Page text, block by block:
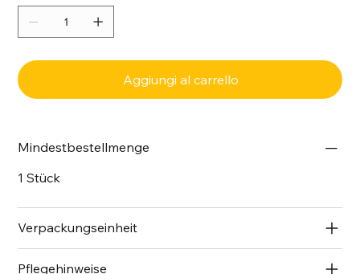
Aggiungi al carrello
Mindestbestellmenge
1 Stück
Verpackungseinheit
Pflegehinweise